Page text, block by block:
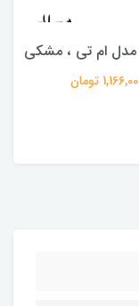
مدل ام تی ، مشکی
تومان